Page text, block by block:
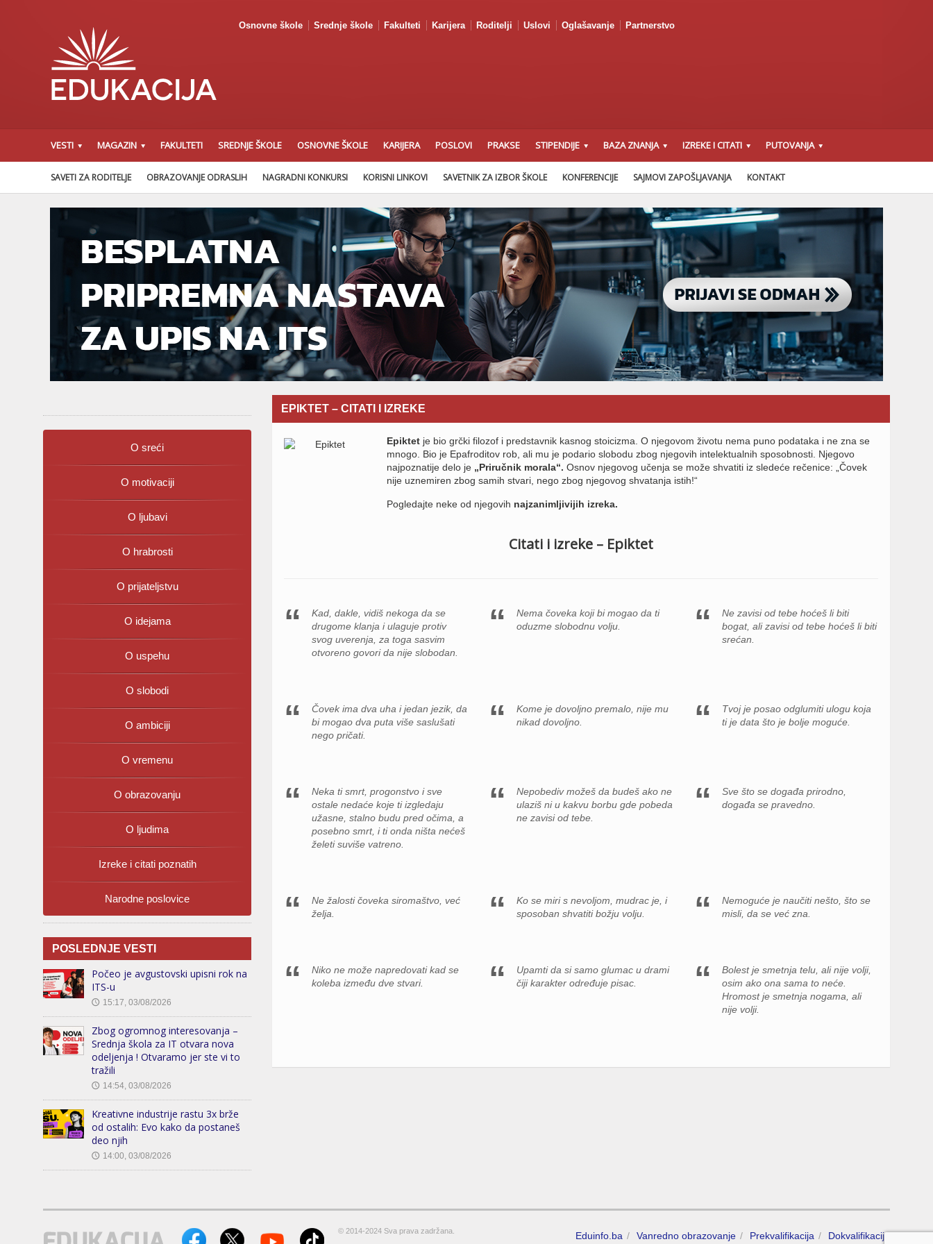
Osnovne škole Srednje škole Fakulteti Karijera Roditelji Uslovi Oglašavanje Partnerstvo
VESTI MAGAZIN FAKULTETI SREDNJE ŠKOLE OSNOVNE ŠKOLE KARIJERA POSLOVI PRAKSE STIPENDIJE BAZA ZNANJA IZREKE I CITATI PUTOVANJA
SAVETI ZA RODITELJE OBRAZOVANJE ODRASLIH NAGRADNI KONKURSI KORISNI LINKOVI SAVETNIK ZA IZBOR ŠKOLE KONFERENCIJE SAJMOVI ZAPOŠLJAVANJA KONTAKT
O sreći
O motivaciji
O ljubavi
O hrabrosti
O prijateljstvu
O idejama
O uspehu
O slobodi
O ambiciji
O vremenu
O obrazovanju
O ljudima
Izreke i citati poznatih
Narodne poslovice
POSLEDNJE VESTI
Počeo je avgustovski upisni rok na
ITS-u
🕔 15:17, 03/08/2026
Zbog ogromnog interesovanja –
Srednja škola za IT otvara nova
odeljenja ! Otvaramo jer ste vi to
tražili
🕔 14:54, 03/08/2026
Kreativne industrije rastu 3x brže
od ostalih: Evo kako da postaneš
deo njih
🕔 14:00, 03/08/2026
EPIKTET – CITATI I IZREKE
Epiktet je bio grčki filozof i predstavnik kasnog stoicizma. O njegovom životu nema puno podataka i ne zna se
mnogo. Bio je Epafroditov rob, ali mu je podario slobodu zbog njegovih intelektualnih sposobnosti. Njegovo
najpoznatije delo je „Priručnik morala“. Osnov njegovog učenja se može shvatiti iz sledeće rečenice: „Čovek
nije uznemiren zbog samih stvari, nego zbog njegovog shvatanja istih!“
Pogledajte neke od njegovih najzanimljivijih izreka.
Citati i izreke – Epiktet
Kad, dakle, vidiš nekoga da se
drugome klanja i ulaguje protiv
svog uverenja, za toga sasvim
otvoreno govori da nije slobodan.
Nema čoveka koji bi mogao da ti
oduzme slobodnu volju.
Ne zavisi od tebe hoćeš li biti
bogat, ali zavisi od tebe hoćeš li biti
srećan.
Čovek ima dva uha i jedan jezik, da
bi mogao dva puta više saslušati
nego pričati.
Kome je dovoljno premalo, nije mu
nikad dovoljno.
Tvoj je posao odglumiti ulogu koja
ti je data što je bolje moguće.
Neka ti smrt, progonstvo i sve
ostale nedaće koje ti izgledaju
užasne, stalno budu pred očima, a
posebno smrt, i ti onda ništa nećeš
želeti suviše vatreno.
Nepobediv možeš da budeš ako ne
ulaziš ni u kakvu borbu gde pobeda
ne zavisi od tebe.
Sve što se događa prirodno,
događa se pravedno.
Ne žalosti čoveka siromaštvo, već
želja.
Ko se miri s nevoljom, mudrac je, i
sposoban shvatiti božju volju.
Nemoguće je naučiti nešto, što se
misli, da se već zna.
Niko ne može napredovati kad se
koleba između dve stvari.
Upamti da si samo glumac u drami
čiji karakter određuje pisac.
Bolest je smetnja telu, ali nije volji,
osim ako ona sama to neće.
Hromost je smetnja nogama, ali
nije volji.
Eduinfo.ba Vanredno obrazovanje Prekvalifikacija Dokvalifikacija
© 2014-2024 Sva prava zadržana.